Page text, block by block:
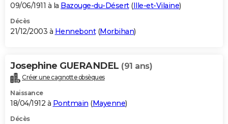
09/06/1911 à la Bazouge-du-Désert(Ille-et-Vilaine)
Décès
21/12/2003 à Hennebont(Morbihan)
Josephine GUERANDEL (91 ans)
Créer une cagnotte obsèques
Naissance
18/04/1912 à Pontmain (Mayenne)
Décès